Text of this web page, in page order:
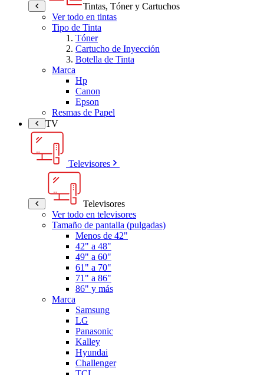
Tintas, Tóner y Cartuchos
Ver todo en tintas
Tipo de Tinta
Tóner
Cartucho de Inyección
Botella de Tinta
Marca
Hp
Canon
Epson
Resmas de Papel
TV
Televisores
Televisores
Ver todo en televisores
Tamaño de pantalla (pulgadas)
Menos de 42"
42" a 48"
49" a 60"
61" a 70"
71" a 86"
86" y más
Marca
Samsung
LG
Panasonic
Kalley
Hyundai
Challenger